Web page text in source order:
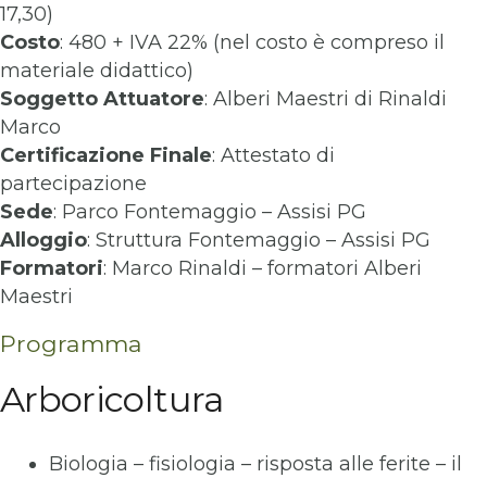
17,30)
Costo: 480 + IVA 22% (nel costo è compreso il
materiale didattico)
Soggetto Attuatore: Alberi Maestri di Rinaldi
Marco
Certificazione Finale: Attestato di
partecipazione
Sede: Parco Fontemaggio – Assisi PG
Alloggio: Struttura Fontemaggio – Assisi PG
Formatori: Marco Rinaldi – formatori Alberi
Maestri
Programma
Arboricoltura
Biologia – fisiologia – risposta alle ferite – il